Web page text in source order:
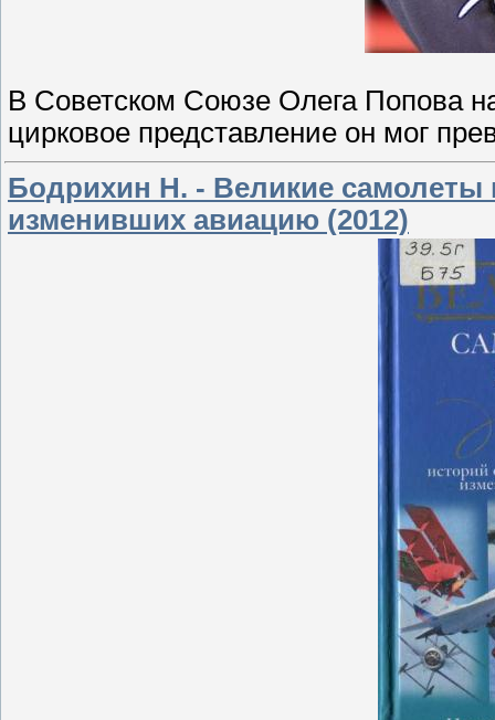
В Советском Союзе Олега Попова
цирковое представление он мог
Бодрихин Н. - Великие
изменивших авиацию (2012)